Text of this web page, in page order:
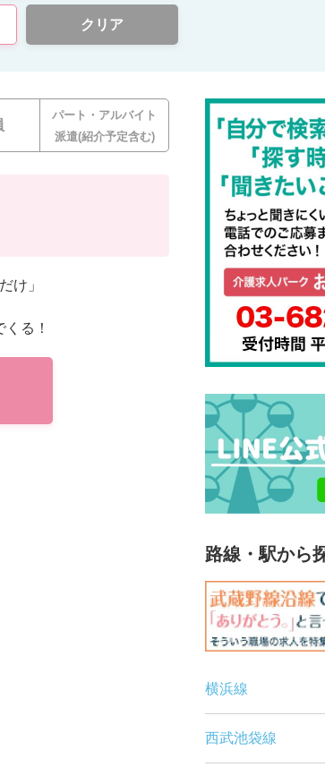
クリア
パート・アルバイト
派遣(紹介予定含む)
け」
る！
路線・駅から
横浜線
西武池袋線